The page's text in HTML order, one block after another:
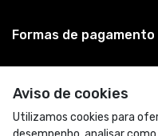
Aviso de cookies
Utilizamos cookies para
Formas de pagamento